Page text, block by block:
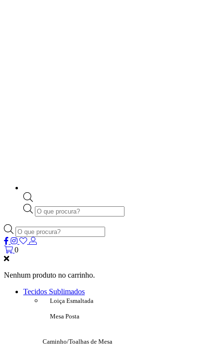
Products
search
Products
search
0
Nenhum produto no carrinho.
Tecidos Sublimados
Loiça Esmaltada
Mesa Posta
Caminho/Toalhas de Mesa